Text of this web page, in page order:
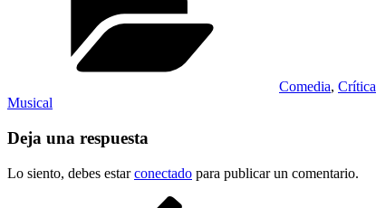
Comedia, Crítica
Musical
Deja una respuesta
Lo siento, debes estarconectado para publicar un comentario.